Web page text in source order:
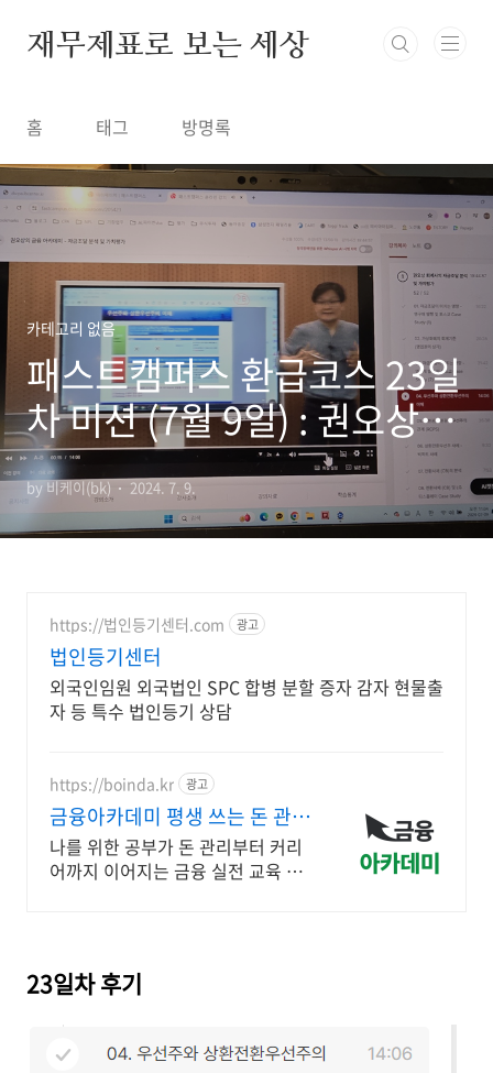
재무제표로 보는 세상
홈 태그 방명록
카테고리 없음
패스트캠퍼스 환급코스 23일
차 미션 (7월 9일) : 권오상의
금융 아카데미 - 자금조달 분
석 및 가치평가 강의 후기
by 비케이(bk) 2024. 7. 9.
https://법인등기센터.com 광고
법인등기센터
외국인임원 외국법인 SPC 합병 분할 증자 감자 현물출
자 등 특수 법인등기 상담
https://boinda.kr 광고
금융아카데미 평생 쓰는 돈 관리
습관
나를 위한 공부가 돈 관리부터 커리
어까지 이어지는 금융 실전 교육 돈
23일차 후기